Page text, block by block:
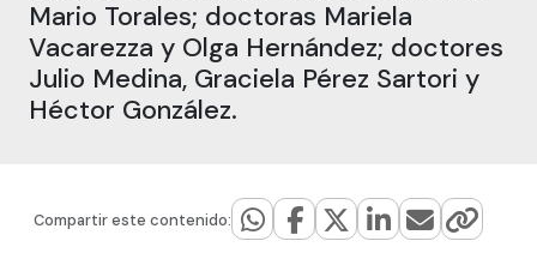
Mario Torales; doctoras Mariela
Vacarezza y Olga Hernández; doctores
Julio Medina, Graciela Pérez Sartori y
Héctor González.
Compartir este contenido: